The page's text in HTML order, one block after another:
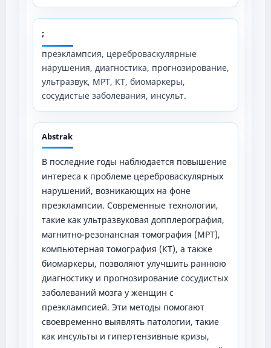
;
преэклампсия, цереброваскулярные
нарушения, диагностика, прогнозирование,
ультразвук, МРТ, КТ, биомаркеры,
сосудистые заболевания, инсульт.
Abstrak
В последние годы наблюдается повышение
интереса к проблеме цереброваскулярных
нарушений, возникающих на фоне
преэклампсии. Современные технологии,
такие как ультразвуковая допплерография,
магнитно-резонансная томография (МРТ),
компьютерная томография (КТ), а также
биомаркеры, позволяют улучшить раннюю
диагностику и прогнозирование сосудистых
заболеваний мозга у женщин с
преэклампсией. Эти методы помогают
своевременно выявлять патологии, такие
как инсульты и гипертензивные кризы,